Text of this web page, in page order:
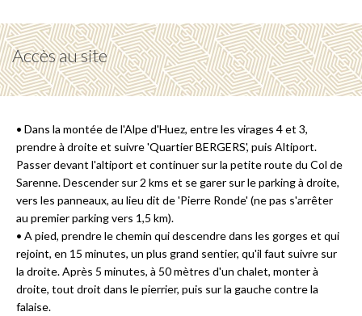
Accès au site
• Dans la montée de l'Alpe d'Huez, entre les virages 4 et 3,
prendre à droite et suivre 'Quartier BERGERS', puis Altiport.
Passer devant l'altiport et continuer sur la petite route du Col de
Sarenne. Descender sur 2 kms et se garer sur le parking à droite,
vers les panneaux, au lieu dit de 'Pierre Ronde' (ne pas s'arrêter
au premier parking vers 1,5 km).
• A pied, prendre le chemin qui descendre dans les gorges et qui
rejoint, en 15 minutes, un plus grand sentier, qu'il faut suivre sur
la droite. Après 5 minutes, à 50 mètres d'un chalet, monter à
droite, tout droit dans le pierrier, puis sur la gauche contre la
falaise.